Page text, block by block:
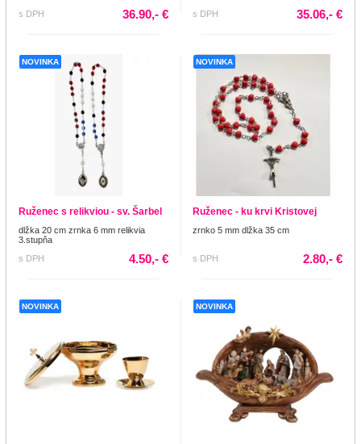
s DPH
36.90,- € s DPH 35.06,- €
NOVINKA
Ruženec s relikviou - sv. Šarbel
dlžka 20 cm zrnka 6 mm relikvia
3.stupňa
s DPH
4.50,- €
NOVINKA
Ruženec - ku krvi Kristovej
zrnko 5 mm dlžka 35 cm
s DPH 2.80,- €
NOVINKA NOVINKA